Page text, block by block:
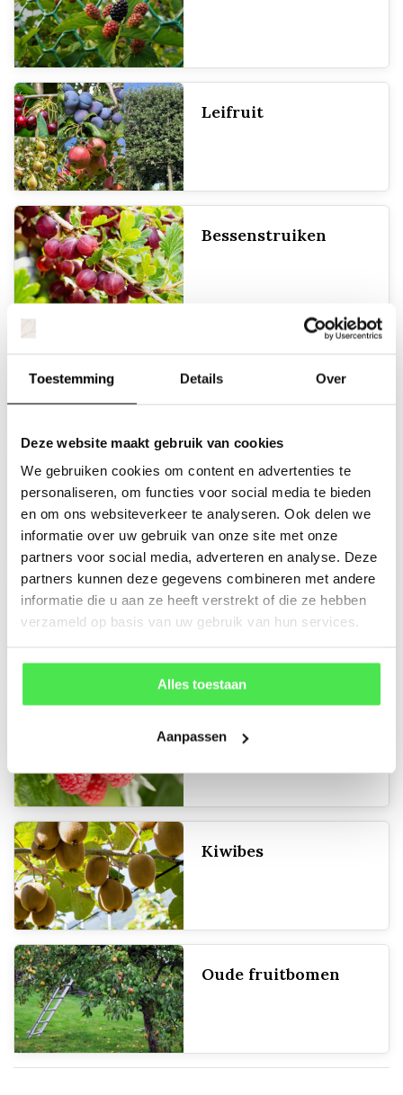
Toestemming Details Over
Deze website maakt gebruik van cookies
We gebruiken cookies om content en advertenties te
personaliseren, om functies voor social media te bieden
en om ons websiteverkeer te analyseren. Ook delen we
informatie over uw gebruik van onze site met onze
partners voor social media, adverteren en analyse. Deze
partners kunnen deze gegevens combineren met andere
informatie die u aan ze heeft verstrekt of die ze hebben
verzameld op basis van uw gebruik van hun services.
Alles toestaan
Aanpassen
Leifruit
Bessenstruiken
Braam
Druivenplanten
Framboos
Kiwibes
Oude fruitbomen